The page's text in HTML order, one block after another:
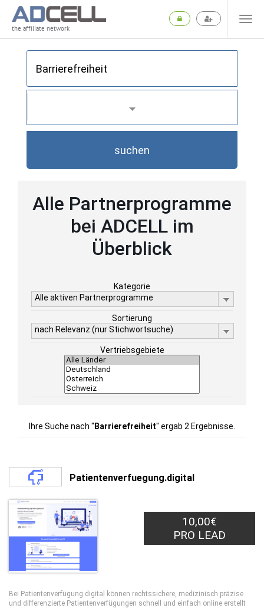
the affiliate network
suchen
Alle Partnerprogramme
bei ADCELL im
Überblick
Kategorie
Alle aktiven Partnerprogramme
Sortierung
nach Relevanz (nur Stichwortsuche)
Vertriebsgebiete
Ihre Suche nach " Barrierefreiheit" ergab 2 Ergebnisse.
Patientenverfuegung.digital
10,00€
PRO LEAD
Bei Patientenverfügung.digital können rechtssichere, medizinisch präzise
und differenzierte Patientenverfügungen schnell und einfach online erstellt